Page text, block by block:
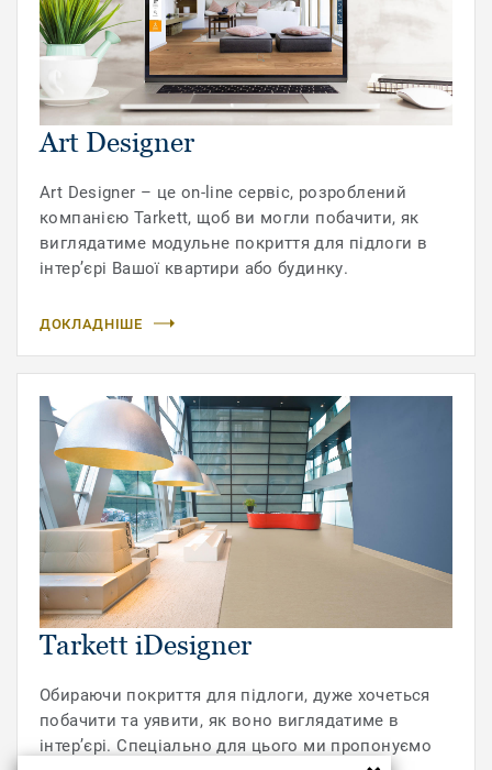
Art Designer
Art Designer – це on-line сервіс, розроблений
компанією Tarkett, щоб ви могли побачити, як
виглядатиме модульне покриття для підлоги в
інтер’єрі Вашої квартири або будинку.
ДОКЛАДНІШЕ
Tarkett iDesigner
Обираючи покриття для підлоги, дуже хочеться
побачити та уявити, як воно виглядатиме в
інтер’єрі. Спеціально для цього ми пропонуємо